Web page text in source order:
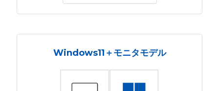
Windows11＋モニタモデル